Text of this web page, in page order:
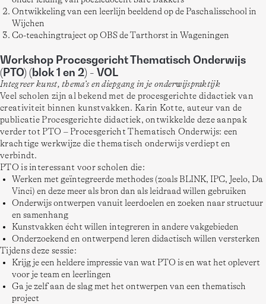
Ontwikkeling van een leerlijn beeldend op de Paschalisschool in
Wijchen
Co-teachingtraject op OBS de Tarthorst in Wageningen
Workshop Procesgericht Thematisch Onderwijs
(PTO) (blok 1 en 2) - VOL
Integreer kunst, thema’s en diepgang in je onderwijspraktijk
Veel scholen zijn al bekend met de procesgerichte didactiek van
creativiteit binnen kunstvakken. Karin Kotte, auteur van de
publicatie Procesgerichte didactiek, ontwikkelde deze aanpak
verder tot PTO – Procesgericht Thematisch Onderwijs: een
krachtige werkwijze die thematisch onderwijs verdiept en
verbindt.
PTO is interessant voor scholen die:
Werken met geïntegreerde methodes (zoals BLINK, IPC, Jeelo, Da
Vinci) en deze meer als bron dan als leidraad willen gebruiken
Onderwijs ontwerpen vanuit leerdoelen en zoeken naar structuur
en samenhang
Kunstvakken écht willen integreren in andere vakgebieden
Onderzoekend en ontwerpend leren didactisch willen versterken
Tijdens deze sessie:
Krijg je een heldere impressie van wat PTO is en wat het oplevert
voor je team en leerlingen
Ga je zelf aan de slag met het ontwerpen van een thematisch
project